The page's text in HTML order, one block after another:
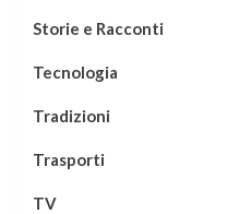
Storie e Racconti
Tecnologia
Tradizioni
Trasporti
TV